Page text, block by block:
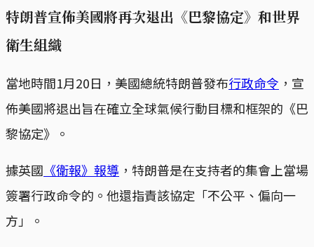
特朗普宣佈美國將再次退出《巴黎協定》和世界
衛生組織
當地時間1月20日，美國總統特朗普發布行政命令 ，宣
佈美國將退出旨在確立全球氣候行動目標和框架的《巴
黎協定》。
據英國 《衛報》報導 ，特朗普是在支持者的集會上當場
簽署行政命令的。他還指責該協定「不公平、偏向一
方」。